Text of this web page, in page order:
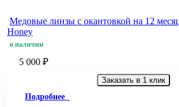
Медовые линзы с окантовкой на 12
Honey
в наличии
5 000 ₽
Заказать в 1 клик
Подробнее